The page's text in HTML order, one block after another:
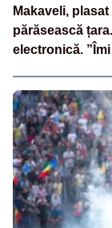
Makaveli,
părăsească
electronică.